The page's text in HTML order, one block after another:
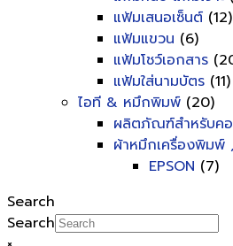
แฟ้มเสนอเซ็นต์ (12)
แฟ้มแขวน (6)
แฟ้มโชว์เอกสาร
แฟ้มใส่นามบัตร (11)
ไอที & หมึกพิมพ์ (20)
ผลิตภัณฑ์สำหรับค
ผ้าหมึกเครื่องพิม
EPSON (7)
Search
Search